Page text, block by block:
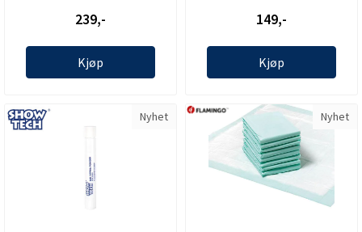
239,-
Kjøp
149,-
Kjøp
Nyhet Nyhet